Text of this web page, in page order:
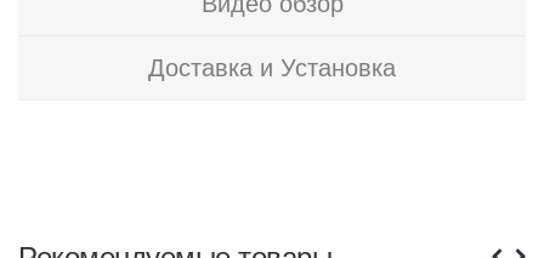
Доставка и Установка